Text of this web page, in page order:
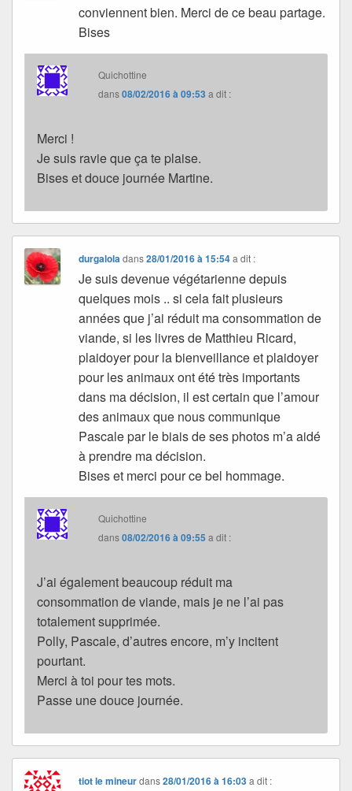
conviennent bien. Merci de ce beau partage.
Bises
Quichottine
dans08/02/2016 à 09:53 a dit :
Merci !
Je suis ravie que ça te plaise.
Bises et douce journée Martine.
durgaloladans28/01/2016 à 15:54 a dit :
Je suis devenue végétarienne depuis
quelques mois .. si cela fait plusieurs
années que j’ai réduit ma consommation de
viande, si les livres de Matthieu Ricard,
plaidoyer pour la bienveillance et plaidoyer
pour les animaux ont été très importants
dans ma décision, il est certain que l’amour
des animaux que nous communique
Pascale par le biais de ses photos m’a aidé
à prendre ma décision.
Bises et merci pour ce bel hommage.
Quichottine
dans08/02/2016 à 09:55 a dit :
J’ai également beaucoup réduit ma
consommation de viande, mais je ne l’ai pas
totalement supprimée.
Polly, Pascale, d’autres encore, m’y incitent
pourtant.
Merci à toi pour tes mots.
Passe une douce journée.
tiot le mineurdans28/01/2016 à 16:03 a dit :